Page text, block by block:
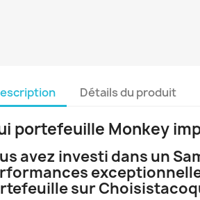
Détails du produit
portefeuille Monkey
avez investi dans un
sur